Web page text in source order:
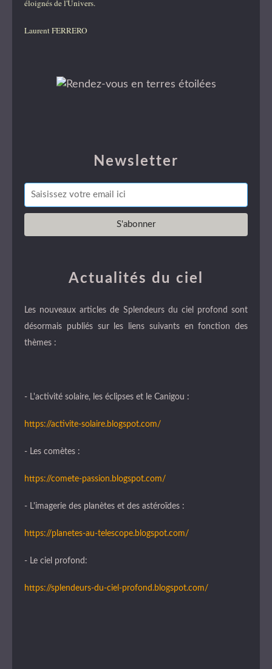
Newsletter
éloignés de l'Univers.
Laurent FERRERO
Actualités du ciel
Les nouveaux articles de Splendeurs du ciel profond sont
désormais publiés sur les liens suivants en fonction des
thèmes :
- L'activité solaire, les éclipses et le Canigou :
https://activite-solaire.blogspot.com/
- Les comètes :
https://comete-passion.blogspot.com/
- L'imagerie des planètes et des astéroïdes :
https://planetes-au-telescope.blogspot.com/
- Le ciel profond:
https://splendeurs-du-ciel-profond.blogspot.com/